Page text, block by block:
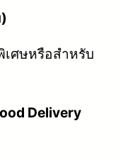
เศษหรือสำหรับ
Delivery